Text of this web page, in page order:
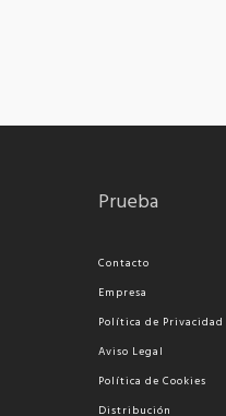
Prueba
Contacto
Empresa
Política de Privacidad
Aviso Legal
Política de Cookies
Distribución